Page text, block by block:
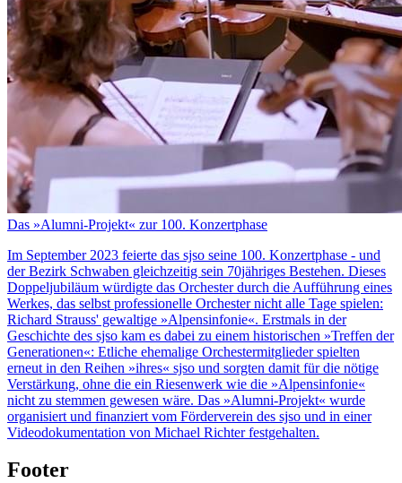
Das »Alumni-Projekt« zur 100. Konzertphase
Im September 2023 feierte das sjso seine 100. Konzertphase - und
der Bezirk Schwaben gleichzeitig sein 70jähriges Bestehen. Dieses
Doppeljubiläum würdigte das Orchester durch die Aufführung eines
Werkes, das selbst professionelle Orchester nicht alle Tage spielen:
Richard Strauss' gewaltige »Alpensinfonie«. Erstmals in der
Geschichte des sjso kam es dabei zu einem historischen »Treffen der
Generationen«: Etliche ehemalige Orchestermitglieder spielten
erneut in den Reihen »ihres« sjso und sorgten damit für die nötige
Verstärkung, ohne die ein Riesenwerk wie die »Alpensinfonie«
nicht zu stemmen gewesen wäre. Das »Alumni-Projekt« wurde
organisiert und finanziert vom Förderverein des sjso und in einer
Videodokumentation von Michael Richter festgehalten.
Footer